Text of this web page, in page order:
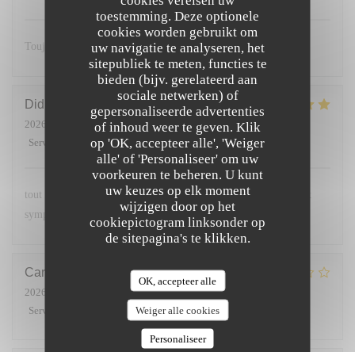
toestemming. Deze optionele
cookies worden gebruikt om
uw navigatie te analyseren, het
sitepubliek te meten, functies te
bieden (bijv. gerelateerd aan
sociale netwerken) of
gepersonaliseerde advertenties
of inhoud weer te geven. Klik
op 'OK, accepteer alle', 'Weiger
alle' of 'Personaliseer' om uw
voorkeuren te beheren. U kunt
uw keuzes op elk moment
wijzigen door op het
cookiepictogram linksonder op
de sitepagina's te klikken.
OK, accepteer alle
Weiger alle cookies
Personaliseer
Toujours excellent et un accueil chaleureux 🥰
Didier
2026-06-26
- 20:15 - Gasten 4
Service
Atmosfeer 5/5 Keuken : 5 /5 Kwaliteit / Prijs
tout était parfait les plats étaient délicieux et le service parfait et
sympathique
Carine
2026-06-20
- 12:30 - Gasten 5
Service
1/5 Keuken: 2/5 Kwaliteit / Prijs